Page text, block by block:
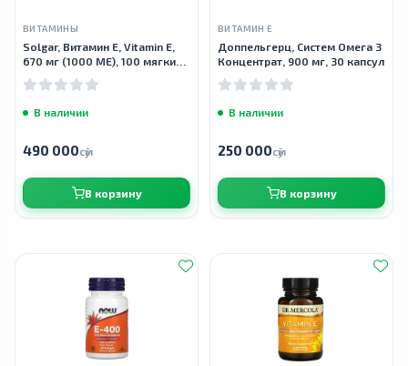
ВИТАМИНЫ
Solgar, Витамин Е, Vitamin E,
670 мг (1000 МЕ), 100 мягких
В наличии
490 000сӯм
В корзину
ВИТАМИН Е
Доппельгерц, Систем Омега 3
Концентрат, 900 мг, 30 капсул
В наличии
250 000сӯм
В корзину